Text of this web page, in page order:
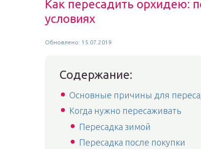
Как пересадить орхидею:
условиях
Обновлено: 15.07.2019
Содержание:
Основные причины для
Когда нужно пересаживать
Пересадка зимой
Пересадка после покупки